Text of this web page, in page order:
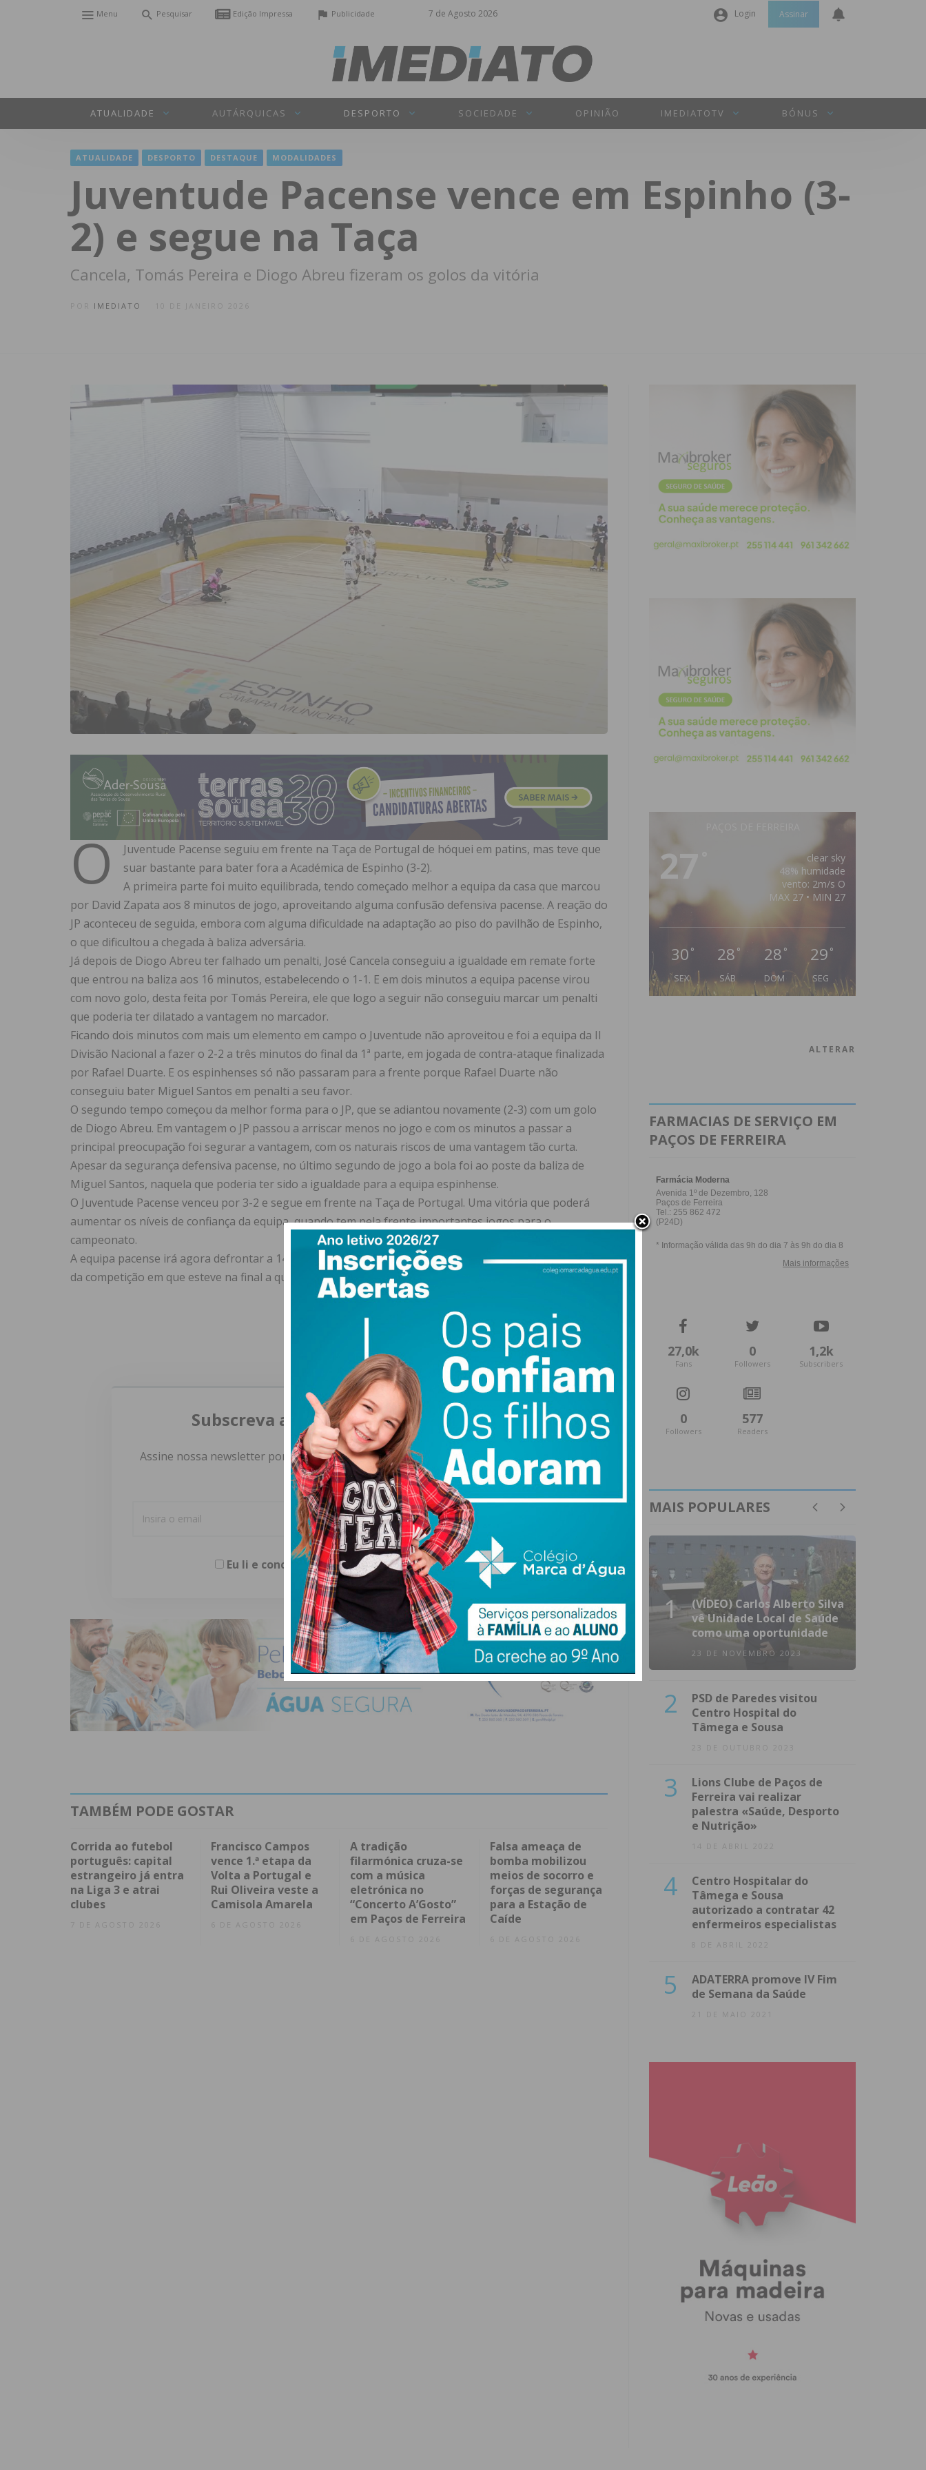
7 de Agosto 2026
Menu Pesquisar Edição Impressa Publicidade Login
Senha
INICIAR SESSÃO
Assinar
ATUALIDADE AUTÁRQUICAS DESPORTO SOCIEDADE OPINIÃO IMEDIATOTV BÓNUS
ATUALIDADE DESPORTO DESTAQUE MODALIDADES
Juventude Pacense vence em Espinho (3-
2) e segue na Taça
Cancela, Tomás Pereira e Diogo Abreu fizeram os golos da vitória
IMEDIATO 10 DE JANEIRO 2026
O
Juventude Pacense seguiu em frente na Taça de Portugal de hóquei em patins, mas teve que
suar bastante para bater fora a Académica de Espinho (3-2).
A primeira parte foi muito equilibrada, tendo começado melhor a equipa da casa que marcou
por David Zapata aos 8 minutos de jogo, aproveitando alguma confusão defensiva pacense. A reação do
JP aconteceu de seguida, embora com alguma dificuldade na adaptação ao piso do pavilhão de Espinho,
o que dificultou a chegada à baliza adversária.
Já depois de Diogo Abreu ter falhado um penalti, José Cancela conseguiu a igualdade em remate forte
que entrou na baliza aos 16 minutos, estabelecendo o 1-1. E em dois minutos a equipa pacense virou
com novo golo, desta feita por Tomás Pereira, ele que logo a seguir não conseguiu marcar um penalti
que poderia ter dilatado a vantagem no marcador.
Ficando dois minutos com mais um elemento em campo o Juventude não aproveitou e foi a equipa da II
Divisão Nacional a fazer o 2-2 a três minutos do final da 1ª parte, em jogada de contra-ataque finalizada
por Rafael Duarte. E os espinhenses só não passaram para a frente porque Rafael Duarte não
conseguiu bater Miguel Santos em penalti a seu favor.
O segundo tempo começou da melhor forma para o JP, que se adiantou novamente (2-3) com um golo
de Diogo Abreu. Em vantagem o JP passou a arriscar menos no jogo e com os minutos a passar a
principal preocupação foi segurar a vantagem, com os naturais riscos de uma vantagem tão curta.
Apesar da segurança defensiva pacense, no último segundo de jogo a bola foi ao poste da baliza de
Miguel Santos, naquela que poderia ter sido a igualdade para a equipa espinhense.
O Juventude Pacense venceu por 3-2 e segue em frente na Taça de Portugal. Uma vitória que poderá
aumentar os níveis de confiança da equipa, quando tem pela frente importantes jogos para o
campeonato.
A equipa pacense irá agora defrontar a 14 de fevereiro, como visitante, a AD Oeiras nos 8/avos de final
da competição em que esteve na final a quatro da época passada.
Subscreva a newsletter do Imediato
Assine nossa newsletter por e-mail e obtenha de forma regular a informação
atualizada.
Eu li e concordo com ostermos e condições
TAMBÉM PODE GOSTAR
Corrida ao futebol
português: capital
estrangeiro já entra
na Liga 3 e atrai
clubes
7 DE AGOSTO 2026
Francisco Campos
vence 1.ª etapa da
Volta a Portugal e
Rui Oliveira veste a
Camisola Amarela
6 DE AGOSTO 2026
A tradição
filarmónica cruza-se
com a música
eletrónica no
“Concerto A’Gosto”
em Paços de Ferreira
6 DE AGOSTO 2026
Falsa ameaça de
bomba mobilizou
meios de socorro e
forças de segurança
para a Estação de
Caíde
6 DE AGOSTO 2026
27
clear sky
48% humidade
vento: 2m/s O
MAX 27 • MIN 27
30 °
SEX
28 °
SÁB
28 °
DOM
29 °
SEG
ALTERAR
FARMACIAS DE SERVIÇO EM
PAÇOS DE FERREIRA
27,0k
Fans
0
Followers
1,2k
Subscribers
0
Followers
577
Readers
MAIS POPULARES
1
(VÍDEO) Carlos Alberto Silva
vê Unidade Local de Saúde
como uma oportunidade
23 DE NOVEMBRO 2023
2
PSD de Paredes visitou
Centro Hospital do
Tâmega e Sousa
23 DE OUTUBRO 2023
3
Lions Clube de Paços de
Ferreira vai realizar
palestra «Saúde, Desporto
e Nutrição»
14 DE ABRIL 2022
4
Centro Hospitalar do
Tâmega e Sousa
autorizado a contratar 42
enfermeiros especialistas
8 DE ABRIL 2022
5
ADATERRA promove IV Fim
de Semana da Saúde
21 DE MAIO 2021